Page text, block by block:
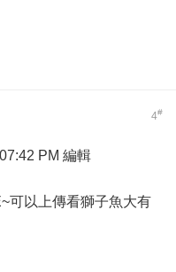
4#
PM 編輯
可以上傳看獅子魚大有